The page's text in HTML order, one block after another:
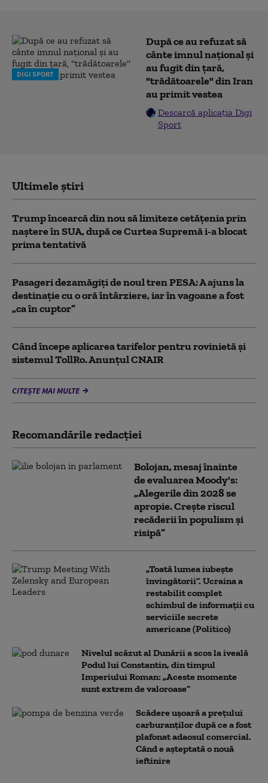
DIGI SPORT
După ce au refuzat să
cânte imnul naţional şi
au fugit din ţară,
"trădătoarele" din Iran
au primit vestea
Descarcă aplicația Digi
Sport
Ultimele știri
Trump încearcă din nou să limiteze cetățenia prin
naștere în SUA, după ce Curtea Supremă i-a blocat
prima tentativă
Pasageri dezamăgiți de noul tren PESA: A ajuns la
destinație cu o oră întârziere, iar în vagoane a fost
„ca în cuptor”
Când începe aplicarea tarifelor pentru rovinietă şi
sistemul TollRo. Anunțul CNAIR
CITEȘTE MAI MULTE
Recomandările redacţiei
Bolojan, mesaj înainte
de evaluarea Moody's:
„Alegerile din 2028 se
apropie. Crește riscul
recăderii în populism și
risipă”
„Toată lumea iubește
învingătorii”. Ucraina a
restabilit complet
schimbul de informații cu
serviciile secrete
americane (Politico)
Nivelul scăzut al Dunării a scos la iveală
Podul lui Constantin, din timpul
Imperiului Roman: „Aceste momente
sunt extrem de valoroase”
Scădere ușoară a prețului
carburanților după ce a fost
plafonat adaosul comercial.
Când e așteptată o nouă
ieftinire